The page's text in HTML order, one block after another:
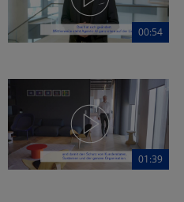
00:54
01:39